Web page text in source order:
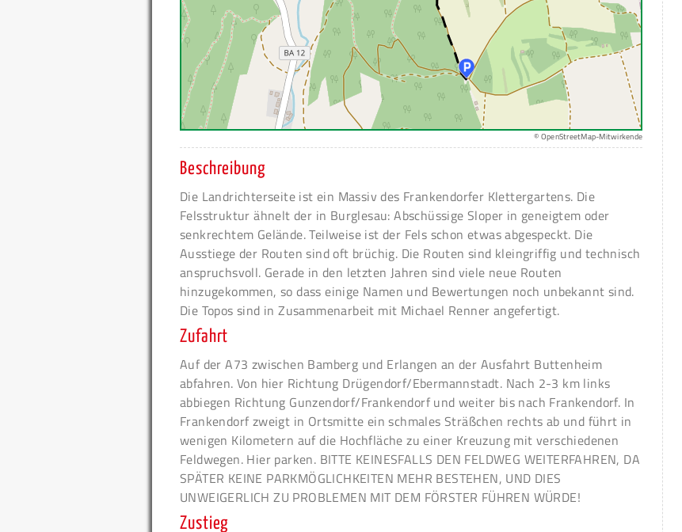
© OpenStreetMap-Mitwirkende
Beschreibung
Die Landrichterseite ist ein Massiv des Frankendorfer Klettergartens. Die
Felsstruktur ähnelt der in Burglesau: Abschüssige Sloper in geneigtem oder
senkrechtem Gelände. Teilweise ist der Fels schon etwas abgespeckt. Die
Ausstiege der Routen sind oft brüchig. Die Routen sind kleingriffig und technisch
anspruchsvoll. Gerade in den letzten Jahren sind viele neue Routen
hinzugekommen, so dass einige Namen und Bewertungen noch unbekannt sind.
Die Topos sind in Zusammenarbeit mit Michael Renner angefertigt.
Zufahrt
Auf der A73 zwischen Bamberg und Erlangen an der Ausfahrt Buttenheim
abfahren. Von hier Richtung Drügendorf/Ebermannstadt. Nach 2-3 km links
abbiegen Richtung Gunzendorf/Frankendorf und weiter bis nach Frankendorf. In
Frankendorf zweigt in Ortsmitte ein schmales Sträßchen rechts ab und führt in
wenigen Kilometern auf die Hochfläche zu einer Kreuzung mit verschiedenen
Feldwegen. Hier parken. BITTE KEINESFALLS DEN FELDWEG WEITERFAHREN, DA
SPÄTER KEINE PARKMÖGLICHKEITEN MEHR BESTEHEN, UND DIES
UNWEIGERLICH ZU PROBLEMEN MIT DEM FÖRSTER FÜHREN WÜRDE!
Zustieg